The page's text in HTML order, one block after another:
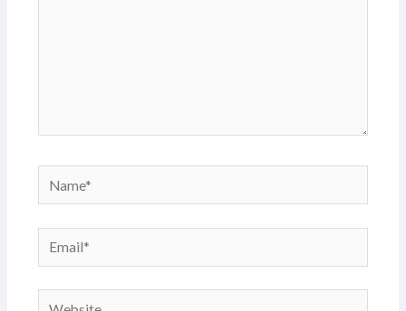
Name*
Email*
Website